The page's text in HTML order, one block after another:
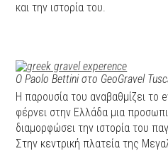
και την ιστορία του.
O Paolo Bettini στο GeoGravel
Η παρουσία του αναβαθμίζει το
φέρνει στην Ελλάδα μια
διαμορφώσει την ιστορία του
Στην κεντρική πλατεία της